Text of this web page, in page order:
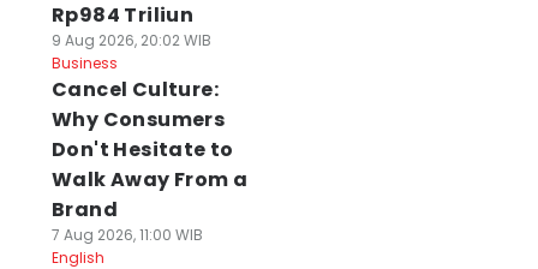
Rp984 Triliun
9 Aug 2026, 20:02 WIB
Business
Cancel Culture:
Why Consumers
Don't Hesitate to
Walk Away From a
Brand
7 Aug 2026, 11:00 WIB
English